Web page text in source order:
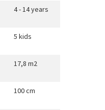
4 - 14 years
5 kids
17,8 m2
100 cm